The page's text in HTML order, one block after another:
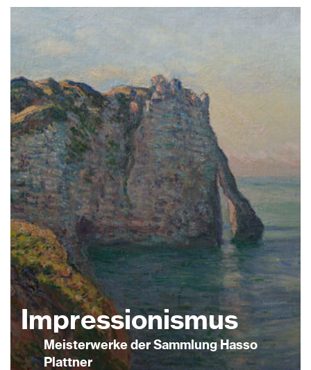
Impressio­nismus
Meisterwerke der Sammlung Hasso
Plattner